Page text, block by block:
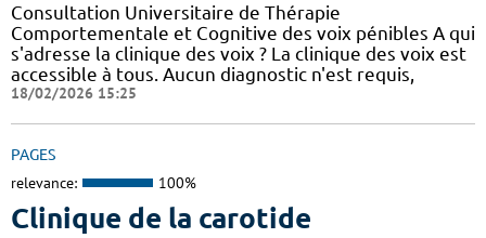
Consultation Universitaire de Thérapie
Comportementale et Cognitive des voix pénibles A qui
s'adresse la clinique des voix ? La clinique des voix est
accessible à tous. Aucun diagnostic n'est requis,
18/02/2026 15:25
PAGES
relevance: 100%
Clinique de la carotide